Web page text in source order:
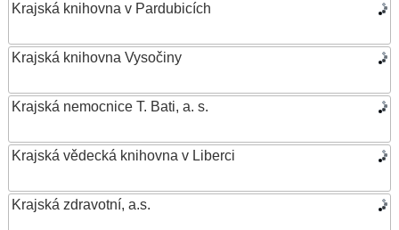
Krajská knihovna v Pardubicích
Krajská knihovna Vysočiny
Krajská nemocnice T. Bati, a. s.
Krajská vědecká knihovna v Liberci
Krajská zdravotní, a.s.